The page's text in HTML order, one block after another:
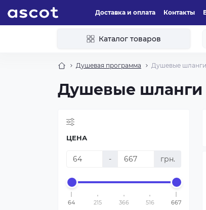
Доставка и оплата Контакты
Каталог товаров
Душевая программа Душевые шланги
Душевые шланги
ЦЕНА
- грн.
64 215 366 516 667